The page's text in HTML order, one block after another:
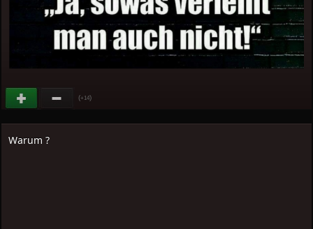
(+14)
Warum ?